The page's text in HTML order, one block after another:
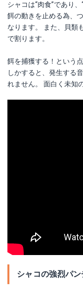
シャコは“肉食”であり
餌の動きを止める為、
なります。 また、貝類
で割ります。
餌を捕獲する！という
しかすると、発生する
れません。 面白く未知
シャコの強烈パン